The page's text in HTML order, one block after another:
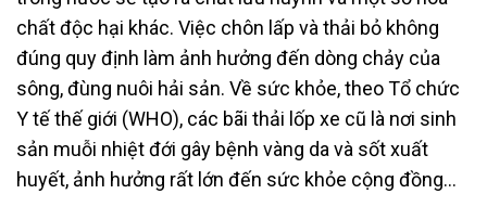
chất độc hại khác. Việc chôn lấp và thải bỏ không
đúng quy định làm ảnh hưởng đến dòng chảy của
sông, đùng nuôi hải sản. Về sức khỏe, theo Tổ chức
Y tế thế giới (WHO), các bãi thải lốp xe cũ là nơi sinh
sản muỗi nhiệt đới gây bệnh vàng da và sốt xuất
huyết, ảnh hưởng rất lớn đến sức khỏe cộng đồng…